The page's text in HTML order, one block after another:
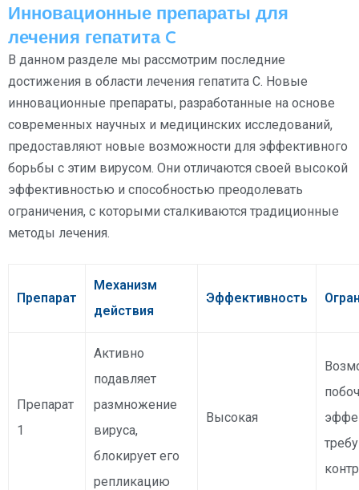
Инновационные препараты для
лечения гепатита C
В данном разделе мы рассмотрим последние
достижения в области лечения гепатита C. Новые
инновационные препараты, разработанные на основе
современных научных и медицинских исследований,
предоставляют новые возможности для эффективного
борьбы с этим вирусом. Они отличаются своей высокой
эффективностью и способностью преодолевать
ограничения, с которыми сталкиваются традиционные
методы лечения.
Препарат
Механизм
действия
Эффективность
Препарат
1
Активно
подавляет
размножение
вируса,
блокирует его
репликацию
Высокая